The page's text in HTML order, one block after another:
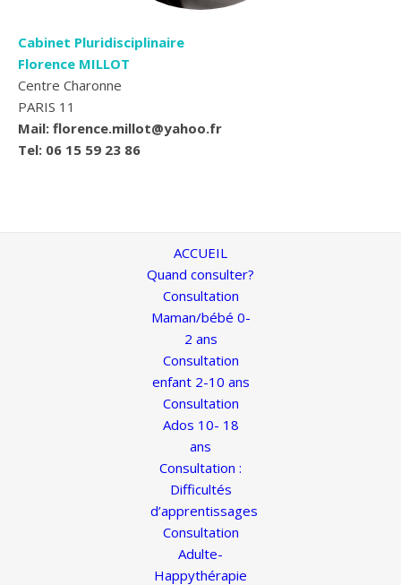
Cabinet Pluridisciplinaire
Florence MILLOT
Centre Charonne
PARIS 11
Mail: florence.millot@yahoo.fr
Tel: 06 15 59 23 86
ACCUEIL
Quand consulter?
Consultation
Maman/bébé 0-
2 ans
Consultation
enfant 2-10 ans
Consultation
Ados 10- 18
ans
Consultation :
Difficultés
d’apprentissages
Consultation
Adulte-
Happythérapie